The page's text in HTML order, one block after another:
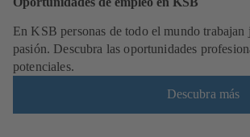
En KSB personas de todo el mundo
pasión. Descubra las oportunidades
potenciales.
Descubra más